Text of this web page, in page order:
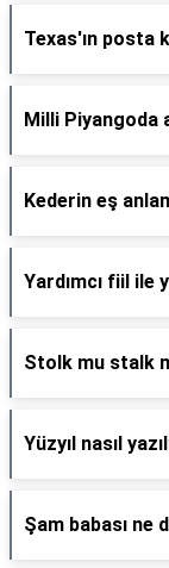
Texas'ın posta
Milli Piyangoda
Kederin eş
Yardımcı fiil ile
Stolk mu stalk
Yüzyıl nasıl
Şam babası ne